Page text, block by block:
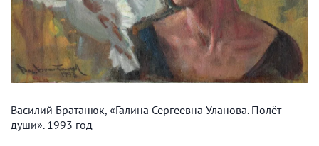
Василий Братанюк, «Галина Сергеевна Уланова. Полёт
души». 1993 год